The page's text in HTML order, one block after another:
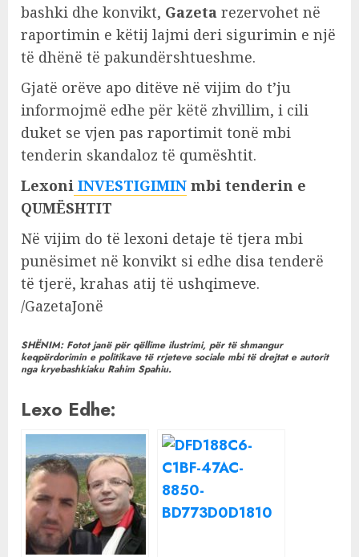
bashki dhe konvikt, Gazeta rezervohet në
raportimin e këtij lajmi deri sigurimin e një
të dhënë të pakundërshtueshme.
Gjatë orëve apo ditëve në vijim do t’ju
informojmë edhe për këtë zhvillim, i cili
duket se vjen pas raportimit tonë mbi
tenderin skandaloz të qumështit.
Lexoni INVESTIGIMIN mbi tenderin e
QUMËSHTIT
Në vijim do të lexoni detaje të tjera mbi
punësimet në konvikt si edhe disa tenderë
të tjerë, krahas atij të ushqimeve.
/GazetaJonë
SHËNIM: Fotot janë për qëllime ilustrimi, për të shmangur
keqpërdorimin e politikave të rrjeteve sociale mbi të drejtat e autorit
nga kryebashkiaku Rahim Spahiu.
Lexo Edhe: